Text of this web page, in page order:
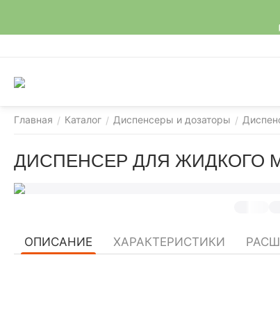
Главная / Каталог / Диспенсеры и дозаторы /
ДИСПЕНСЕР ДЛЯ ЖИДКОГО
ОПИСАНИЕ ХАРАКТЕРИСТИКИ